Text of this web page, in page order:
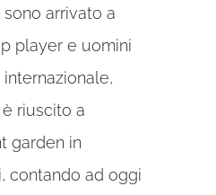
arrivato a
player e uomini
internazionale,
riuscito a
garden in
contando ad oggi